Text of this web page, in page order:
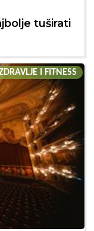
tuširati
I FITNESS